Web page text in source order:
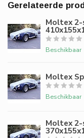
Gerelateerde
Moltex
Beschikbaar
Moltex
Beschikbaar
Moltex